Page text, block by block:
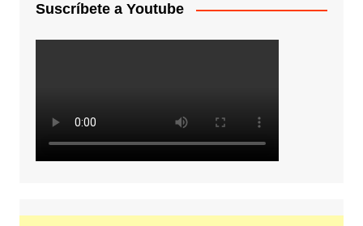
Suscríbete a Youtube